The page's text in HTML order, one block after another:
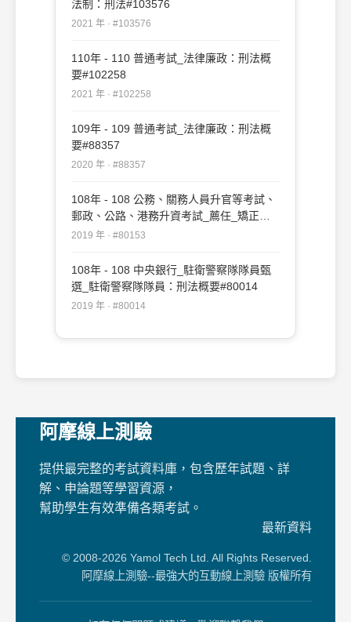
法制：刑法#103576
2021 年 · #103576
110年 - 110 普通考試_法律廉政：刑法概
要#102258
2021 年 · #102258
109年 - 109 普通考試_法律廉政：刑法概
要#88357
2020 年 · #88357
108年 - 108 公務、關務人員升官等考試、
郵政、公路、港務升資考試_薦任_矯正、
法制：刑法#80153
2019 年 · #80153
108年 - 108 中央銀行_駐衛警察隊隊員甄
選_駐衛警察隊隊員：刑法概要#80014
2019 年 · #80014
阿摩線上測驗
提供最完整的考試資料庫，包含歷年試題、詳
解、申論題等學習資源，
幫助學生有效準備各類考試。
最新資料
© 2008-2026 Yamol Tech Ltd. All Rights Reserved.
阿摩線上測驗--最強大的互動線上測驗 版權所有